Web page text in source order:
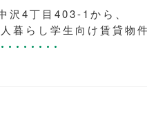
沢4丁目403-1から、
暮らし学生向け賃貸物件